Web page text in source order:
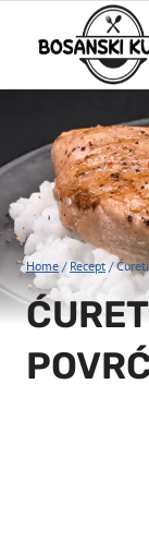
Home / Recept /